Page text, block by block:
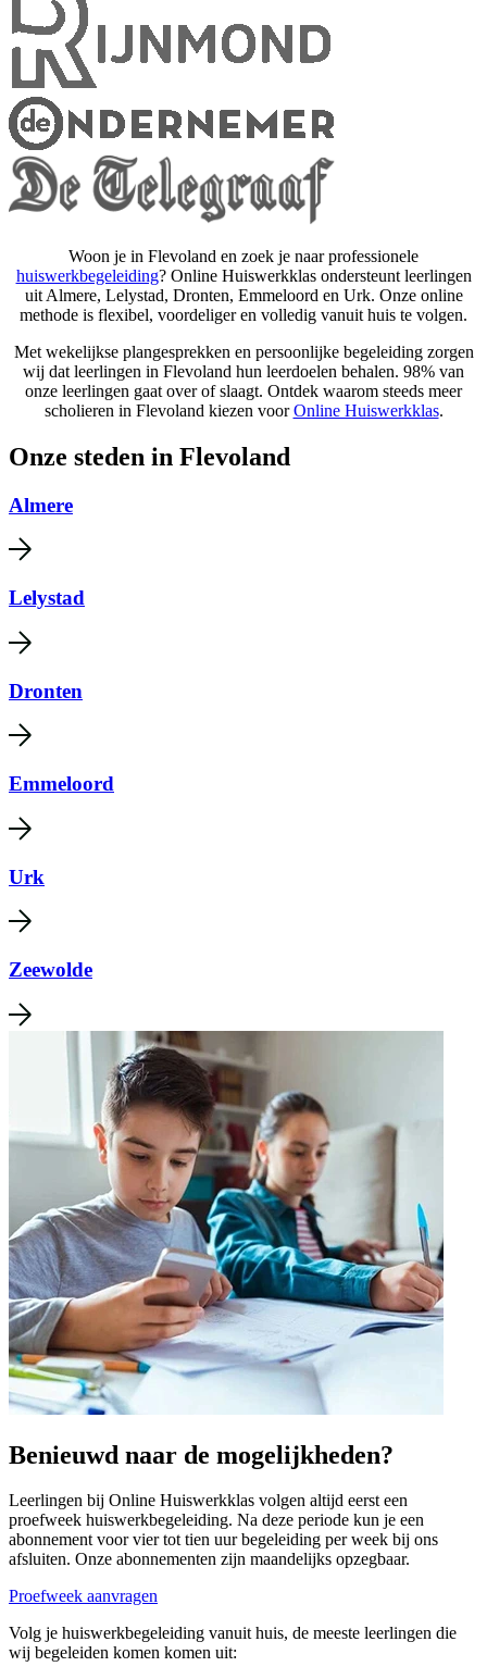
Woon je in Flevoland en zoek je naar professionele
huiswerkbegeleiding? Online Huiswerkklas ondersteunt leerlingen
uit Almere, Lelystad, Dronten, Emmeloord en Urk. Onze online
methode is flexibel, voordeliger en volledig vanuit huis te volgen.
Met wekelijkse plangesprekken en persoonlijke begeleiding zorgen
wij dat leerlingen in Flevoland hun leerdoelen behalen. 98% van
onze leerlingen gaat over of slaagt. Ontdek waarom steeds meer
scholieren in Flevoland kiezen voorOnline Huiswerkklas.
Onze steden in Flevoland
Almere
Lelystad
Dronten
Emmeloord
Urk
Zeewolde
Benieuwd naar de mogelijkheden?
Leerlingen bij Online Huiswerkklas volgen altijd eerst een
proefweek huiswerkbegeleiding. Na deze periode kun je een
abonnement voor vier tot tien uur begeleiding per week bij ons
afsluiten. Onze abonnementen zijn maandelijks opzegbaar.
Proefweek aanvragen
Volg je huiswerkbegeleiding vanuit huis, de meeste leerlingen die
wij begeleiden komen komen uit: